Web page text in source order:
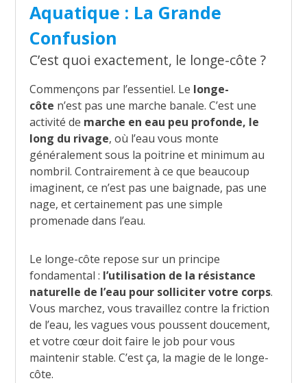
Aquatique : La Grande
Confusion
C’est quoi exactement, le longe-côte ?
Commençons par l’essentiel. Le longe-
côte n’est pas une marche banale. C’est une
activité de marche en eau peu profonde, le
long du rivage, où l’eau vous monte
généralement sous la poitrine et minimum au
nombril. Contrairement à ce que beaucoup
imaginent, ce n’est pas une baignade, pas une
nage, et certainement pas une simple
promenade dans l’eau.
Le longe-côte repose sur un principe
fondamental : l’utilisation de la résistance
naturelle de l’eau pour solliciter votre corps.
Vous marchez, vous travaillez contre la friction
de l’eau, les vagues vous poussent doucement,
et votre cœur doit faire le job pour vous
maintenir stable. C’est ça, la magie de le longe-
côte.